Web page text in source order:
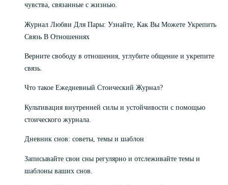
чувства, связанные с жизнью.
Журнал Любви Для Пары: Узнайте, Как Вы Можете Укрепить
Связь В Отношениях
Верните свободу в отношения, углубите общение и укрепите
связь.
Что такое Ежедневный Стоический Журнал?
Культивация внутренней силы и устойчивости с помощью
стоического журнала.
Дневник снов: советы, темы и шаблон
Записывайте свои сны регулярно и отслеживайте темы и
шаблоны ваших снов.